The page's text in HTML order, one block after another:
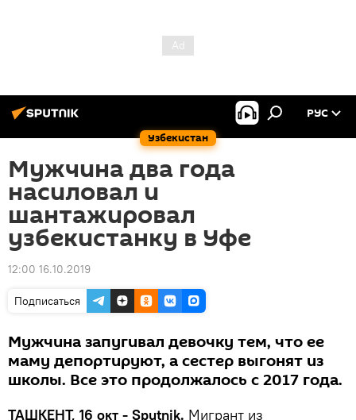
Узбекистан
РУС
Мужчина два года
насиловал и
шантажировал
узбекистанку в Уфе
12:00 16.10.2019
Подписаться
Мужчина запугивал девочку тем, что ее
маму депортируют, а сестер выгонят из
школы. Все это продолжалось с 2017 года.
ТАШКЕНТ, 16 окт - Sputnik. Мигрант из